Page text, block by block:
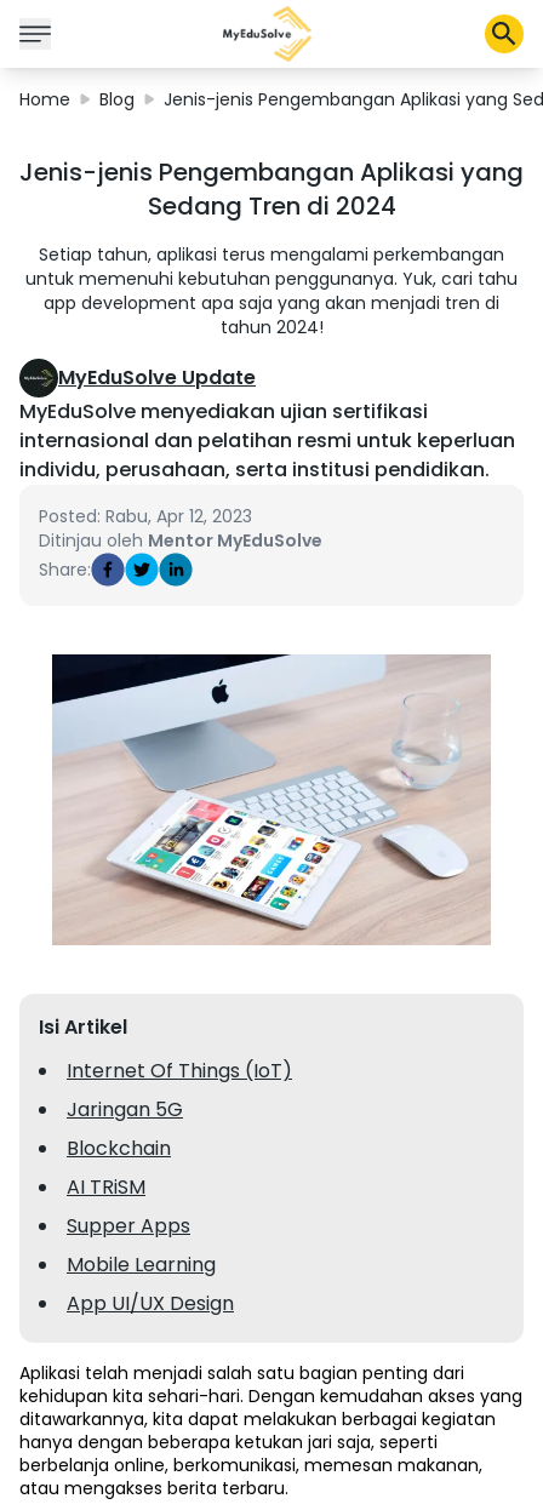
Corporate Solutions
Certifications
About Us
My Cart
Profile
Home Blog Jenis-jenis Pengembangan Aplikasi yang
Jenis-jenis Pengembangan Aplikasi yang
Sedang Tren di 2024
Setiap tahun, aplikasi terus mengalami perkembangan
untuk memenuhi kebutuhan penggunanya. Yuk, cari tahu
app development apa saja yang akan menjadi tren di
tahun 2024!
MyEduSolve Update
MyEduSolve menyediakan ujian sertifikasi
internasional dan pelatihan resmi untuk keperluan
individu, perusahaan, serta institusi pendidikan.
Posted: Rabu, Apr 12, 2023
Ditinjau oleh Mentor MyEduSolve
Share:
Isi Artikel
Internet Of Things (IoT)
Jaringan 5G
Blockchain
AI TRiSM
Supper Apps
Mobile Learning
App UI/UX Design
Aplikasi telah menjadi salah satu bagian penting dari
kehidupan kita sehari-hari. Dengan kemudahan akses yang
ditawarkannya, kita dapat melakukan berbagai kegiatan
hanya dengan beberapa ketukan jari saja, seperti
berbelanja online, berkomunikasi, memesan makanan,
atau mengakses berita terbaru.